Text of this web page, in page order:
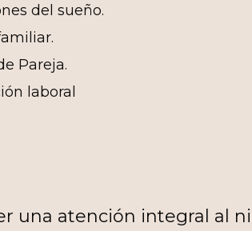
del sueño.
Pareja.
laboral
una atención integral al